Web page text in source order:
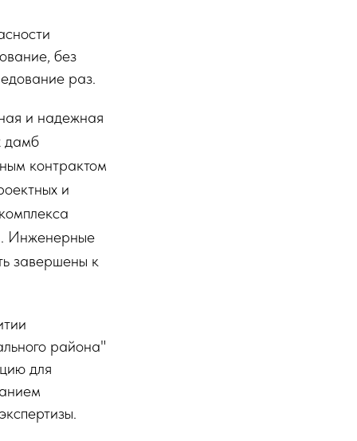
без
раз.
и надежная
дамб
контрактом
и
Инженерные
завершены к
района"
для